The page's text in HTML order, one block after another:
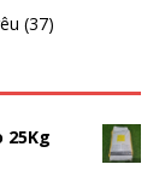
(37)
25Kg